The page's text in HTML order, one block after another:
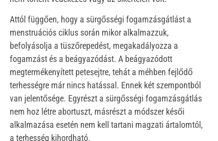
Attól függően, hogy a sürgősségi fogamzásgátlást a
menstruációs ciklus során mikor alkalmazzuk,
befolyásolja a tüszőrepedést, megakadályozza a
fogamzást és a beágyazódást. A beágyazódott
megtermékenyített petesejtre, tehát a méhben fejlődő
terhességre már nincs hatással. Ennek két szempontból
van jelentősége. Egyrészt a sürgősségi fogamzásgátlás
nem hoz létre abortuszt, másrészt a módszer késői
alkalmazása esetén nem kell tartani magzati ártalomtól,
a terhesség kihordható.